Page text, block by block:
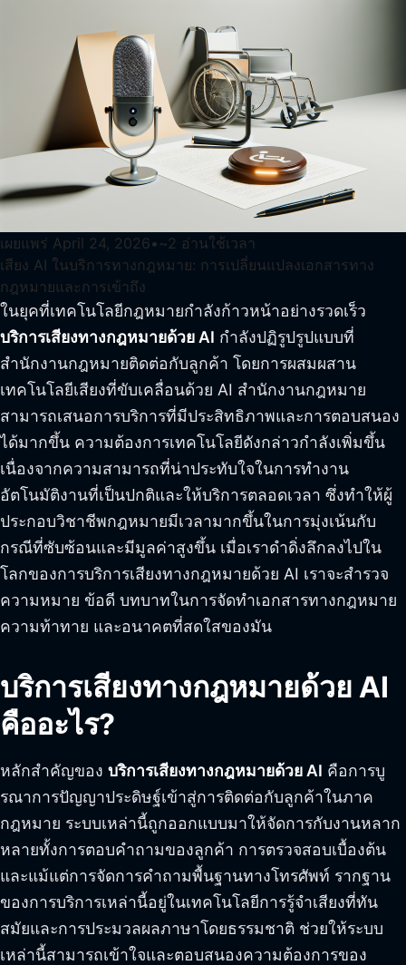
เผยแพร่ April 24, 2026• ~2 อ่านใช้เวลา
เสียง AI ในบริการทางกฎหมาย: การเปลี่ยนแปลงเอกสารทาง
กฎหมายและการเข้าถึง
ในยุคที่เทคโนโลยีกฎหมายกำลังก้าวหน้าอย่างรวดเร็ว
บริการเสียงทางกฎหมายด้วย AI กำลังปฏิรูปรูปแบบที่
สำนักงานกฎหมายติดต่อกับลูกค้า โดยการผสมผสาน
เทคโนโลยีเสียงที่ขับเคลื่อนด้วย AI สำนักงานกฎหมาย
สามารถเสนอการบริการที่มีประสิทธิภาพและการตอบสนอง
ได้มากขึ้น ความต้องการเทคโนโลยีดังกล่าวกำลังเพิ่มขึ้น
เนื่องจากความสามารถที่น่าประทับใจในการทำงาน
อัตโนมัติงานที่เป็นปกติและให้บริการตลอดเวลา ซึ่งทำให้ผู้
ประกอบวิชาชีพกฎหมายมีเวลามากขึ้นในการมุ่งเน้นกับ
กรณีที่ซับซ้อนและมีมูลค่าสูงขึ้น เมื่อเราดำดิ่งลึกลงไปใน
โลกของการบริการเสียงทางกฎหมายด้วย AI เราจะสำรวจ
ความหมาย ข้อดี บทบาทในการจัดทำเอกสารทางกฎหมาย
ความท้าทาย และอนาคตที่สดใสของมัน
บริการเสียงทางกฎหมายด้วย AI
คืออะไร?
หลักสำคัญของ บริการเสียงทางกฎหมายด้วย AI คือการบู
รณาการปัญญาประดิษฐ์เข้าสู่การติดต่อกับลูกค้าในภาค
กฎหมาย ระบบเหล่านี้ถูกออกแบบมาให้จัดการกับงานหลาก
หลายทั้งการตอบคำถามของลูกค้า การตรวจสอบเบื้องต้น
และแม้แต่การจัดการคำถามพื้นฐานทางโทรศัพท์ รากฐาน
ของการบริการเหล่านี้อยู่ในเทคโนโลยีการรู้จำเสียงที่ทัน
สมัยและการประมวลผลภาษาโดยธรรมชาติ ช่วยให้ระบบ
เหล่านี้สามารถเข้าใจและตอบสนองความต้องการของ